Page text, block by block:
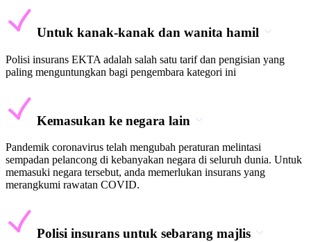
Untuk kanak-kanak dan wanita hamil
Polisi insurans EKTA adalah salah satu tarif dan pengisian yang
paling menguntungkan bagi pengembara kategori ini
Kemasukan ke negara lain
Pandemik coronavirus telah mengubah peraturan melintasi
sempadan pelancong di kebanyakan negara di seluruh dunia. Untuk
memasuki negara tersebut, anda memerlukan insurans yang
merangkumi rawatan COVID.
Polisi insurans untuk sebarang majlis